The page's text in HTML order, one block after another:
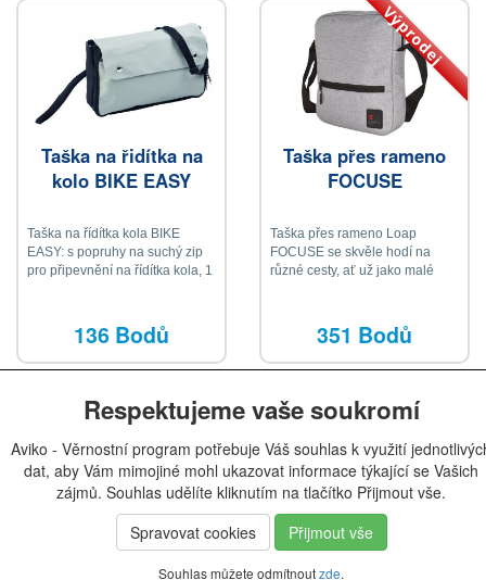
Taška na řidítka na
kolo BIKE EASY
Taška na řídítka kola BIKE
EASY: s popruhy na suchý zip
pro připevnění na řídítka kola, 1
kapsou a další kapsou na zip, 1
zasouvací kapsa na přední
straně, kryt se zapínáním na
poutko, nastavitelný a
odnímatelný ramenní popruh,
136 Bodů
Výprodej
Taška přes rameno
FOCUSE
Taška přes rameno Loap
FOCUSE se skvěle hodí na
různé cesty, ať už jako malé
nebo jen tak k vodě, či na
procházky po městě
351 Bodů
Respektujeme vaše soukromí
Aviko - Věrnostní program potřebuje Váš souhlas k využití
dat, aby Vám mimojiné mohl ukazovat informace týkající se Vašich
zájmů. Souhlas udělíte kliknutím na tlačítko Přijmout vše.
Spravovat cookies
Přijmout vše
Souhlas můžete odmítnoutzde.